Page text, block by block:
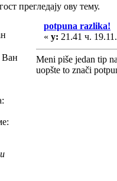
прегледају ову тему.
Ван
potpuna razlika!
« у: 21.41 ч.
Meni piše jedan tip
uopšte to znači